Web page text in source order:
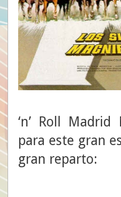
‘n’ Roll
para este gran
gran reparto: